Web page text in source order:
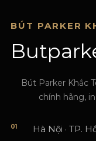
BÚT PARKER
Bút Parker Khắc
chính hãng,
01 Hà Nội · TP.